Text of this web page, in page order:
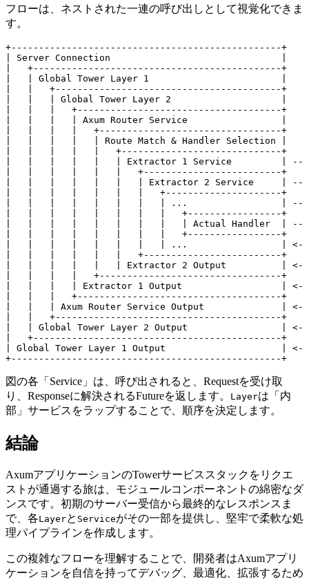
フローは、ネストされた一連の呼び出しとして視覚化できま
す。
+-------------------------------------------------+
| Server Connection                               |
|   +---------------------------------------------+
|   | Global Tower Layer 1                        |
|   |   +-----------------------------------------+
|   |   | Global Tower Layer 2                    |
|   |   |   +-------------------------------------+
|   |   |   | Axum Router Service                 |
|   |   |   |   +---------------------------------+
|   |   |   |   | Route Match & Handler Selection |
|   |   |   |   |   +-----------------------------+
|   |   |   |   |   | Extractor 1 Service         | --
|   |   |   |   |   |   +-------------------------+
|   |   |   |   |   |   | Extractor 2 Service     | --
|   |   |   |   |   |   |   +---------------------+
|   |   |   |   |   |   |   | ...                 | --
|   |   |   |   |   |   |   |   +-----------------+
|   |   |   |   |   |   |   |   | Actual Handler  | --
|   |   |   |   |   |   |   |   +-----------------+
|   |   |   |   |   |   |   | ...                 | <-
|   |   |   |   |   |   +-------------------------+
|   |   |   |   |   | Extractor 2 Output          | <-
|   |   |   |   +---------------------------------+
|   |   |   | Extractor 1 Output                  | <-
|   |   |   +-------------------------------------+
|   |   | Axum Router Service Output              | <-
|   |   +-----------------------------------------+
|   | Global Tower Layer 2 Output                 | <-
|   +---------------------------------------------+
| Global Tower Layer 1 Output                     | <-
図の各「Service」は、呼び出されると、Requestを受け取
り、Responseに解決されるFutureを返します。
Layerは「内
部」サービスをラップすることで、順序を決定します。
結論
AxumアプリケーションのTowerサービススタックをリクエ
ストが通過する旅は、モジュールコンポーネントの綿密なダ
ンスです。初期のサーバー受信から最終的なレスポンスま
で、各Layerと Serviceがその一部を提供し、堅牢で柔軟な処
理パイプラインを作成します。
この複雑なフローを理解することで、開発者はAxumアプリ
ケーションを自信を持ってデバッグ、最適化、拡張するため